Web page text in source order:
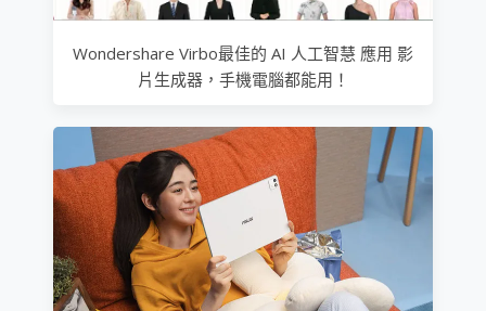
Wondershare Virbo最佳的 AI 人工智慧 應用 影
片生成器，手機電腦都能用！